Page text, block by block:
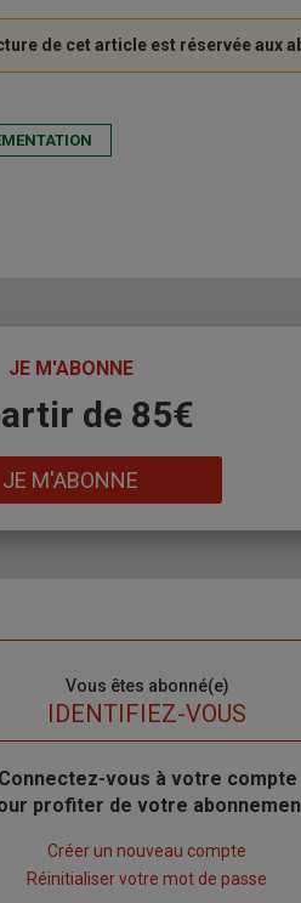
JE M'ABONNE
de 85€
JE M'ABONNE
Vous êtes abonné(e)
IDENTIFIEZ-VOUS
Connectez-vous à votre compte
profiter de votre
Créer un nouveau compte
Réinitialiser votre mot de passe